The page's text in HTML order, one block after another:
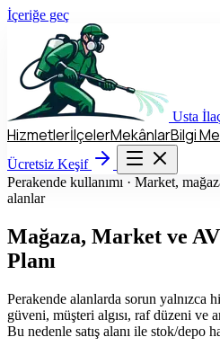
İçeriğe geç
Usta
HizmetlerİlçelerMekânlarBilgi
Ücretsiz Keşif
Hizmetler İlçeler Mekânlar
Ücretsiz Keşif
Perakende kullanımı · Market,
alanlar
Mağaza, Market ve
Planı
Perakende alanlarda sorun yalnızca
güveni, müşteri algısı, raf düzeni ve
Bu nedenle satış alanı ile stok/depo